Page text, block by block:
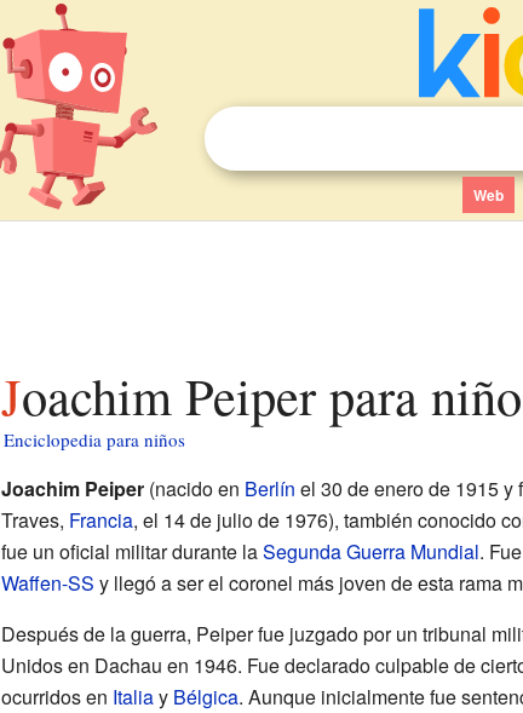
Web
Joachim Peiper para
Enciclopedia para niños
Joachim Peiper(nacido en Berlín el 30 de enero de 1915 y
Traves, Francia, el 14 de julio de 1976), también conocido
fue un oficial militar durante laSegunda Guerra Mundial.
Waffen-SS y llegó a ser el coronel más joven de esta rama
Después de la guerra, Peiper fue juzgado por un tribunal
Unidos en Dachau en 1946. Fue declarado culpable de
ocurridos en Italiay Bélgica. Aunque inicialmente fue